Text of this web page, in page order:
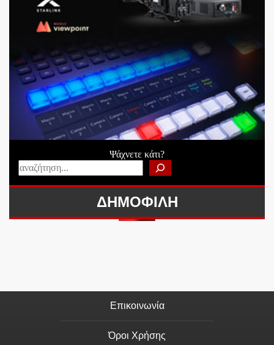
Ψάχνετε κάτι?
ΔΗΜΟΦΙΛΗ
Επικοινωνία
Όροι Χρήσης